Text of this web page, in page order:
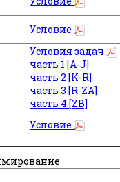
Условие
Условия задач
часть 1 [A-J]
часть 2 [K-R]
часть 3 [R-ZA]
часть 4 [ZB]
Условие